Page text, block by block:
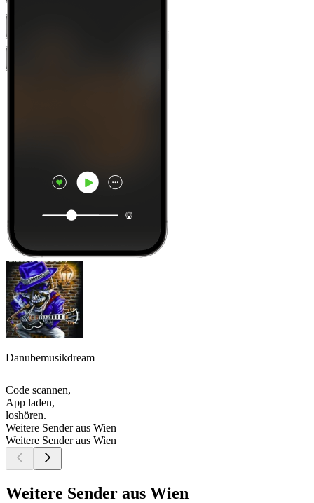
Danubemusikdream
Code scannen,
App laden,
loshören.
Weitere Sender aus Wien
Weitere Sender aus Wien
Weitere Sender aus Wien